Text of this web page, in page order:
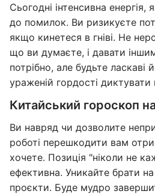
Сьогодні інтенсивна
до помилок. Ви ризикуєте
якщо кинетеся в гніві. Не
що ви думаєте, і давати
потрібно, але будьте ласкаві
ураженій гордості
Китайський гороскоп
Ви навряд чи дозволите
роботі перешкодити вам
хочете. Позиція "ніколи не
ефективна. Уникайте брати
проєкти. Буде мудро